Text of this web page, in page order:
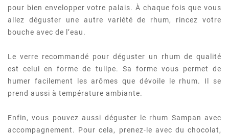
pour bien envelopper votre palais. À chaque fois que vous
allez déguster une autre variété de rhum, rincez votre
bouche avec de l’eau.
Le verre recommandé pour déguster un rhum de qualité
est celui en forme de tulipe. Sa forme vous permet de
humer facilement les arômes que dévoile le rhum. Il se
prend aussi à température ambiante.
Enfin, vous pouvez aussi déguster le rhum Sampan avec
accompagnement. Pour cela, prenez-le avec du chocolat,